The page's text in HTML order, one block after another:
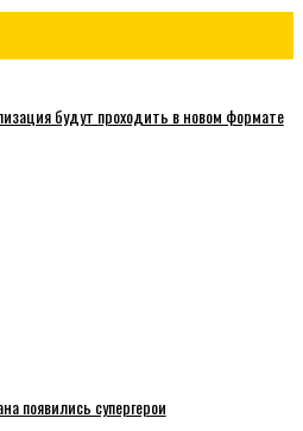
будут проходить в новом формате
появились супергерои